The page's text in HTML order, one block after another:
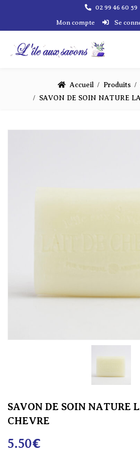
02 99 46 60 59
Mon compte
Se
Accueil Produits
SAVON DE SOIN NATURE
SAVON DE SOIN NATURE
CHEVRE
5.50€